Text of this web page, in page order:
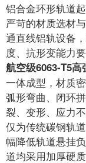
铝合金环形轨道
严苛的材质选材
通直线铝轨设备
度、抗形变能力
航空级6063-T5
一体成型，材质
弧形弯曲、闭环
裂、变形、应力
仅为传统碳钢轨
幅降低轨道悬挂
道均采用加厚硬